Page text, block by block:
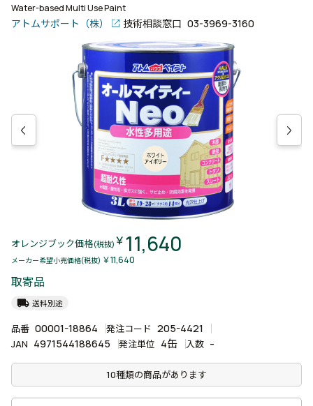
Water-based Multi Use Paint
アトムサポート（株） 技術相談窓口 03-3969-3160
オレンジブック価格(税抜) ￥ 11,640
メーカー希望小売価格(税抜) ￥11,640
取寄品
local_shipping 送料別途
品番 00001-18864 発注コード 205-4421
JAN 4971544188645 発注単位 4缶 入数 -
10種類の商品があります